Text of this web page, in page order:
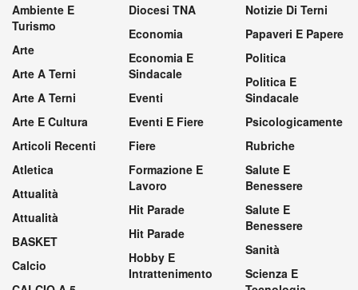
Ambiente E
Turismo
Arte
Arte A Terni
Arte A Terni
Arte E Cultura
Articoli Recenti
Atletica
Attualità
Attualità
BASKET
Calcio
Diocesi TNA
Economia
Economia E
Sindacale
Eventi
Eventi E Fiere
Fiere
Formazione E
Lavoro
Hit Parade
Hit Parade
Hobby E
Intrattenimento
Notizie Di Terni
Papaveri E Papere
Politica
Politica E
Sindacale
Psicologicamente
Rubriche
Salute E
Benessere
Salute E
Benessere
Sanità
Scienza E